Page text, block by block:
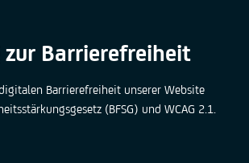
Barrierefreiheit
Barrierefreiheit unserer Website
(BFSG) und WCAG 2.1.